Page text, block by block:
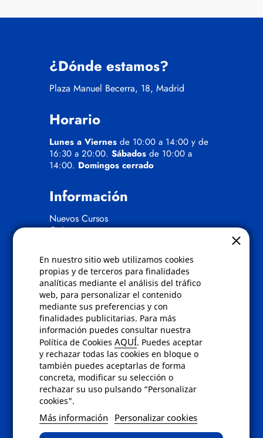
En nuestro sitio web utilizamos cookies
propias y de terceros para finalidades
analíticas mediante el análisis del tráfico
web, para personalizar el contenido
mediante sus preferencias y con
finalidades publicitarias. Para más
información puedes consultar nuestra
Política de CookiesAQUÍ. Puedes aceptar
y rechazar todas las cookies en bloque o
también puedes aceptarlas de forma
concreta, modificar su selección o
rechazar su uso pulsando “Personalizar
cookies".
Más información Personalizar cookies
¿Dónde estamos?
Plaza Manuel Becerra, 18, Madrid
Horario
Lunes a Viernes de 10:00 a 14:00 y de
16:30 a 20:00. Sábados de 10:00 a
14:00. Domingos cerrado
Información
Nuevos Cursos
Quienes somos
Políticas
Condiciones de compra
Aviso de privacidad
Cookies
Bajas comunicados comerciales
Derecho de desistimiento
Preguntas frecuentes
Contacto
Envíanos un email a
bien rellena nuestroformulario de
contacto